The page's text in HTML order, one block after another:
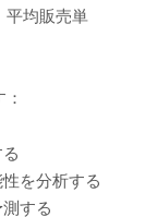
平均販売単
を分析する
する